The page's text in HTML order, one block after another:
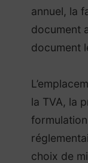
annuel, la
document
document
la TVA, la
choix de